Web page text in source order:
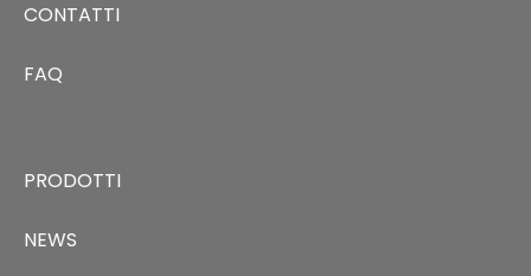
CONTATTI
FAQ
PRODOTTI
NEWS